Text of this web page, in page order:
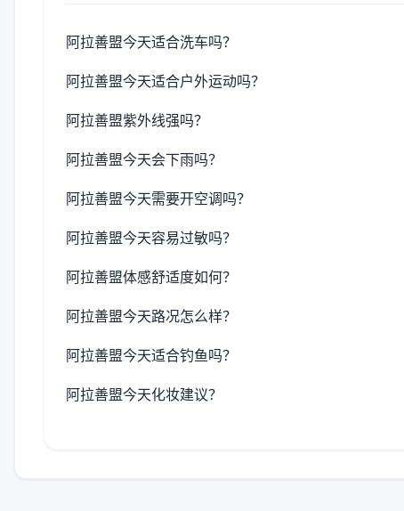
阿拉善盟今天适合洗车吗？
阿拉善盟今天适合户外运动吗？
阿拉善盟紫外线强吗？
阿拉善盟今天会下雨吗？
阿拉善盟今天需要开空调吗？
阿拉善盟今天容易过敏吗？
阿拉善盟体感舒适度如何？
阿拉善盟今天路况怎么样？
阿拉善盟今天适合钓鱼吗？
阿拉善盟今天化妆建议？